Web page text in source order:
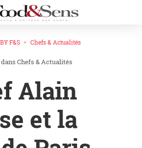
F&S Chefs & Actualités
dans Chefs & Actualités
Alain
et la